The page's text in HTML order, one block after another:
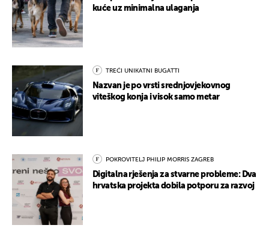
kuće uz minimalna ulaganja
TREĆI UNIKATNI BUGATTI
Nazvan je po vrsti srednjovjekovnog
viteškog konja i visok samo metar
POKROVITELJ PHILIP MORRIS ZAGREB
Digitalna rješenja za stvarne probleme: Dva
hrvatska projekta dobila potporu za razvoj